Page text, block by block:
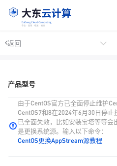
返回
产品型号
由于CentOS官方已全面停止维护
CentOS7和8在2024年6月30日停
已全面失效，比如安装宝塔等等
是更换系统源。输入以下命令：
CentOS更换AppStream源教程